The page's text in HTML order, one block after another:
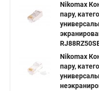
Nikomax
пару,
Nikomax
пару,